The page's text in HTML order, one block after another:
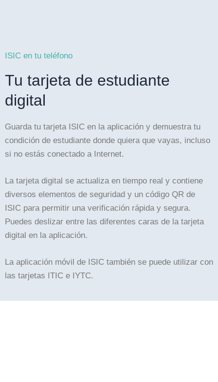
ISIC en tu teléfono
Tu tarjeta de estudiante
digital
Guarda tu tarjeta ISIC en la aplicación y demuestra tu
condición de estudiante donde quiera que vayas, incluso
si no estás conectado a Internet.
La tarjeta digital se actualiza en tiempo real y contiene
diversos elementos de seguridad y un código QR de
ISIC para permitir una verificación rápida y segura.
Puedes deslizar entre las diferentes caras de la tarjeta
digital en la aplicación.
La aplicación móvil de ISIC también se puede utilizar con
las tarjetas ITIC e IYTC.